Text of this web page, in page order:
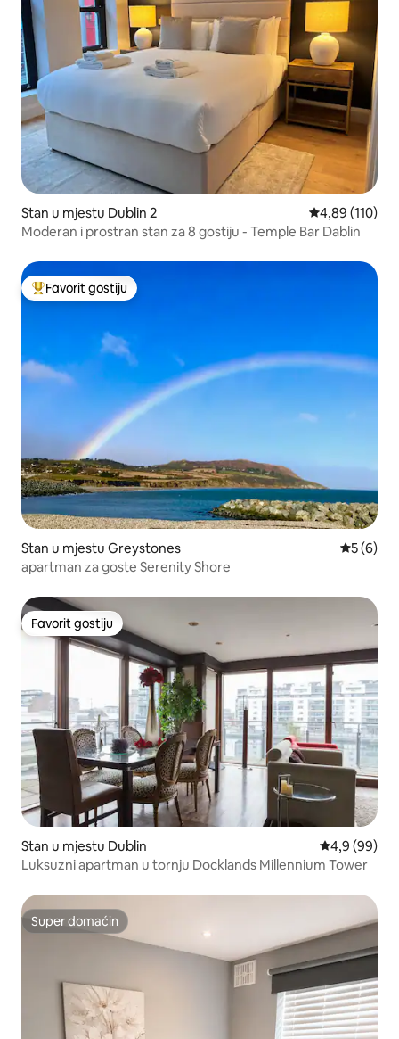
Stan u mjestu Dublin 2 prosječna
4,89 (110)
Moderan i prostran stan za 8 gostiju - Temple Bar Dablin
Glavni favorit gostiju
Favorit gostiju
Stan u mjestu Greystones
5 (6)
apartman za goste Serenity Shore
Favorit gostiju
Favorit gostiju
Stan u mjestu Dublin prosječna
4,9 (99)
Luksuzni apartman u tornju Docklands Millennium Tower
Super domaćin
Super domaćin